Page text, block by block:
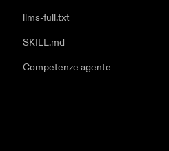
llms-full.txt
SKILL.md
Competenze agente